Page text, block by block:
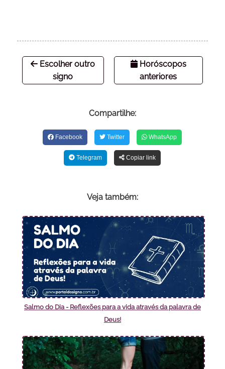
Escolher outro
signo
Horóscopos
anteriores
Compartilhe:
Facebook Twitter WhatsApp
Telegram Copiar link
Veja também:
Salmo do Dia - Reflexões para a vida através da palavra de
Deus!